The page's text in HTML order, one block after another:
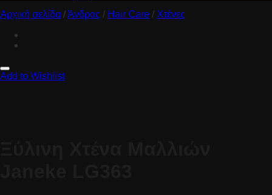
Αρχική σελίδα /Άνδρας / Hair Care / Χτένες
Add to Wishlist